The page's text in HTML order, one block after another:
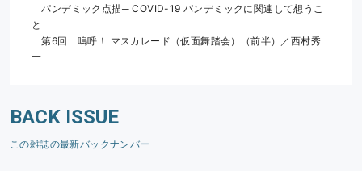
パンデミック点描─ COVID-19 パンデミックに関連して想うこ
と
第6回　嗚呼！ マスカレード（仮面舞踏会）（前半）／西村秀
一
BACK ISSUE
この雑誌の最新バックナンバー